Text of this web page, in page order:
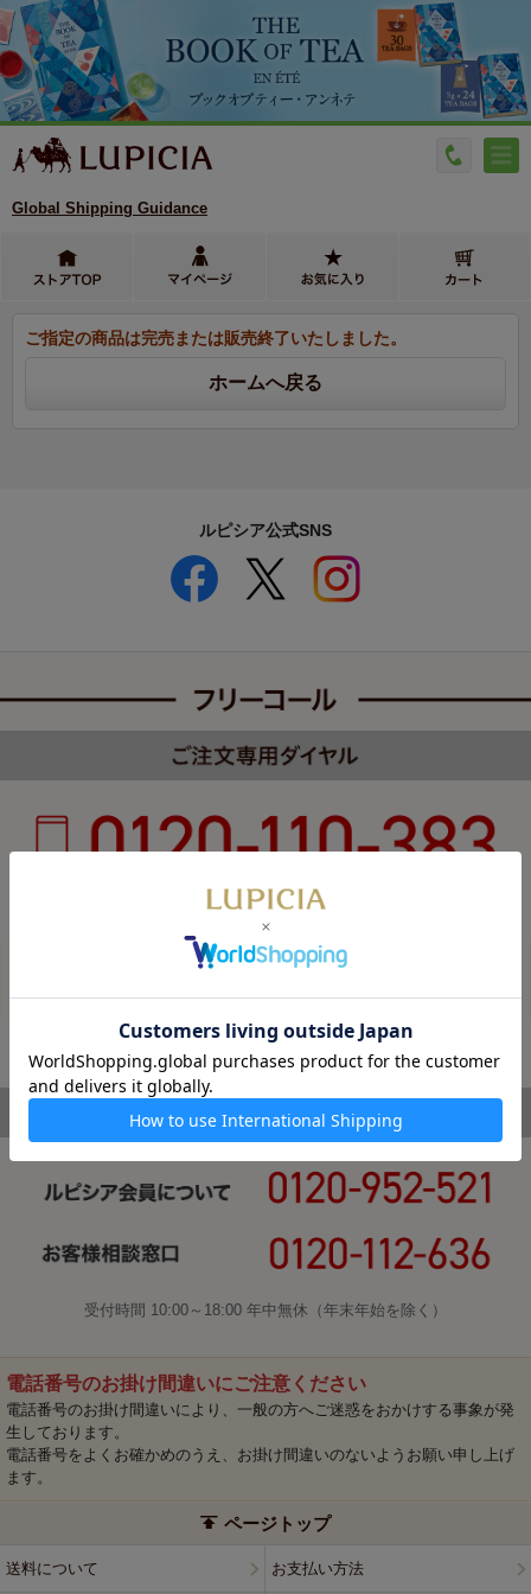
Global Shipping Guidance
ご指定の商品は完売または販売終了いたしました。
ルピシア公式SNS
カスタマーハラスメントについて
受付時間 10:00～18:00 年中無休（年末年始を除く）
電話番号のお掛け間違いにご注意ください
電話番号のお掛け間違いにより、一般の方へご迷惑をおかけする事象が発
生しております。
電話番号をよくお確かめのうえ、お掛け間違いのないようお願い申し上げ
ます。
ページトップ
送料について お支払い方法